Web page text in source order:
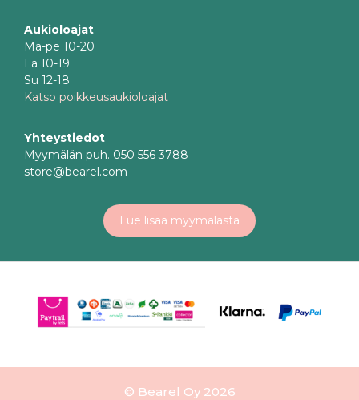
Aukioloajat
Ma-pe 10-20
La 10-19
Su 12-18
Katso poikkeusaukioloajat
Yhteystiedot
Myymälän puh. 050 556 3788
store@bearel.com
Lue lisää myymälästä
© Bearel Oy 2026